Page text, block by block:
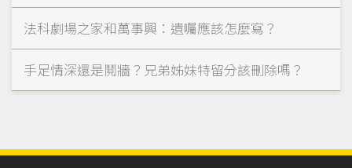
法科劇場之家和萬事興：遺囑應該怎麼寫？
手足情深還是鬩牆？兄弟姊妹特留分該刪除嗎？